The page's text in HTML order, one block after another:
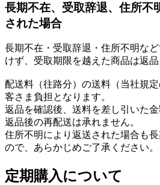
長期不在、受取辞退、住所不
された場合
長期不在・受取辞退・住所不明な
けず、受取期限を越えた商品は返品
配送料（往路分）の送料（当社規
客さま負担となります。
返品を確認後、送料を差し引いた金
返品後の再配送は承れません。
住所不明により返送された場合も
ので、あらかじめご了承ください。
定期購入について